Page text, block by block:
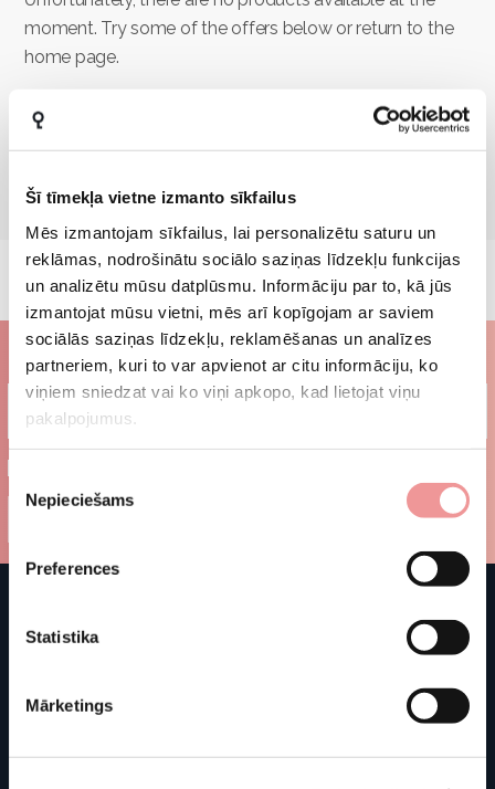
Šī tīmekļa vietne izmanto sīkfailus
Mēs izmantojam sīkfailus, lai personalizētu saturu un
reklāmas, nodrošinātu sociālo saziņas līdzekļu funkcijas
un analizētu mūsu datplūsmu. Informāciju par to, kā jūs
izmantojat mūsu vietni, mēs arī kopīgojam ar saviem
sociālās saziņas līdzekļu, reklamēšanas un analīzes
partneriem, kuri to var apvienot ar citu informāciju, ko
viņiem sniedzat vai ko viņi apkopo, kad lietojat viņu
pakalpojumus.
Piekrišanas
izvēle
Nepieciešams
Preferences
Statistika
Mārketings
moment. Try some of the offers below or return to the
home page.
GO BACK TO MAIN
Subscribe to our newsletter